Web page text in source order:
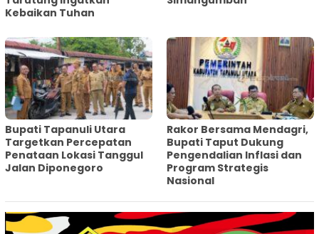
Kebaikan Tuhan
‎Bupati Tapanuli Utara
Targetkan Percepatan
Penataan Lokasi Tanggul
Jalan Diponegoro
Rakor Bersama Mendagri,
Bupati Taput Dukung
Pengendalian Inflasi dan
Program Strategis
Nasional‎